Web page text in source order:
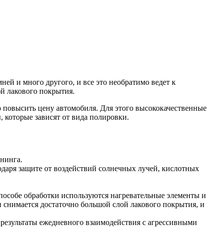
и много другого, и все это необратимо ведет к
лакового покрытия.
цену автомобиля. Для этого высококачественные
зависят от вида полировки.
защите от воздействий солнечных лучей, кислотных
обработки используются нагревательные элементы и
достаточно большой слой лакового покрытия, и
ежедневного взаимодействия с агрессивными